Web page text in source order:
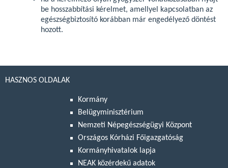
be hosszabbítási kérelmet, amellyel kapcsolatban az
egészségbiztosító korábban már engedélyező döntést
hozott.
HASZNOS OLDALAK
Kormány
Belügyminisztérium
Nemzeti Népegészségügyi Központ
Országos Kórházi Főigazgatóság
Kormányhivatalok lapja
NEAK közérdekű adatok